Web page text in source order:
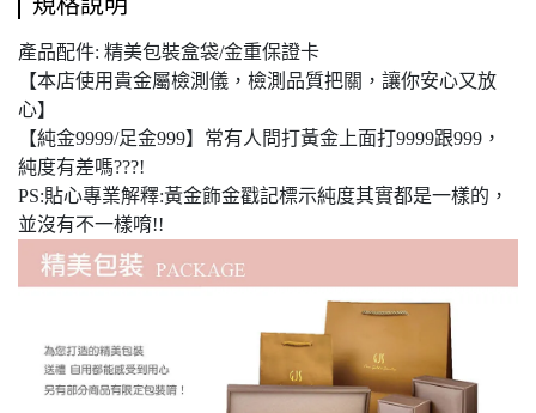
產品配件: 精美包裝盒袋/金重保證卡
【本店使用貴金屬檢測儀，檢測品質把關，讓你安心又放
心】
【純金9999/足金999】常有人問打黃金上面打9999跟999，
純度有差嗎???!
PS:貼心專業解釋:黃金飾金戳記標示純度其實都是一樣的，
並沒有不一樣唷!!